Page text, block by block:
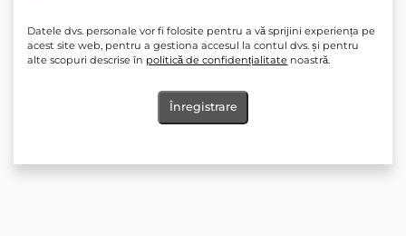
Datele dvs. personale vor fi folosite pentru a vă sprijini experiența pe
acest site web, pentru a gestiona accesul la contul dvs. și pentru
alte scopuri descrise în politică de confidențialitate noastră.
Înregistrare